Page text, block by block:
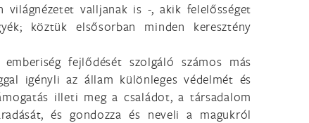
világnézetet valljanak is -, akik felelősséget
köztük elsősorban minden keresztény
fejlődését szolgáló számos más
igényli az állam különleges védelmét és
illeti meg a családot, a társadalom
és gondozza és neveli a magukról